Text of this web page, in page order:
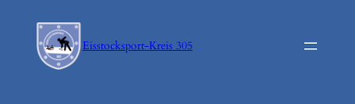
springen
Eisstocksport-Kreis 305